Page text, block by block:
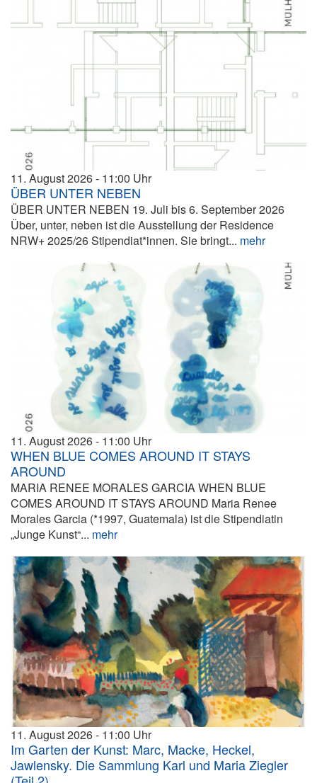
11. August 2026 11:00
ÜBER UNTER NEBEN
ÜBER UNTER NEBEN 19. Juli bis 6. September 2026
Über, unter, neben ist die Ausstellung der Residence
NRW+ 2025/26 Stipendiat*innen. Sie bringt... mehr
11. August 2026 11:00
WHEN BLUE COMES AROUND IT STAYS
AROUND
MARIA RENEE MORALES GARCIA WHEN BLUE
COMES AROUND IT STAYS AROUND Maria Renee
Morales Garcia (*1997, Guatemala) ist die Stipendiatin
„Junge Kunst“... mehr
11. August 2026 11:00
Im Garten der Kunst: Marc, Macke, Heckel,
Jawlensky. Die Sammlung Karl und Maria Ziegler